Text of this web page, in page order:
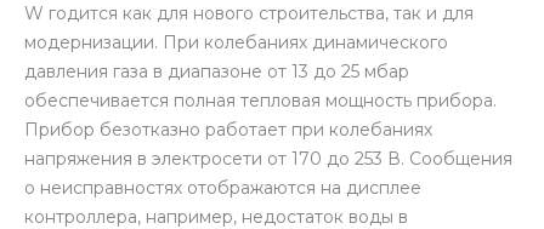
W годится как для нового строительства, так и для
модернизации. При колебаниях динамического
давления газа в диапазоне от 13 до 25 мбар
обеспечивается полная тепловая мощность прибора.
Прибор безотказно работает при колебаниях
напряжения в электросети от 170 до 253 В. Сообщения
о неисправностях отображаются на дисплее
контроллера, например, недостаток воды в